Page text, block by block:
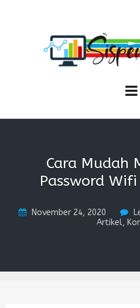
Cara Mudah
Password
November 24, 2020
Artikel,